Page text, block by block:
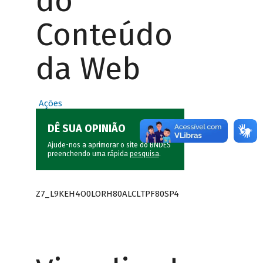
Conteúdo
da Web
Ações
DÊ SUA OPINIÃO
Ajude-nos a aprimorar o site do BNDES
preenchendo uma rápida pesquisa.
Z7_L9KEH4O0LORH80ALCLTPF80SP4